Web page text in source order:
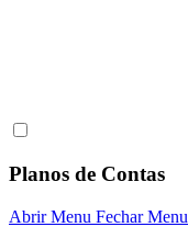
Planos de Contas
Abrir Menu Fechar Menu